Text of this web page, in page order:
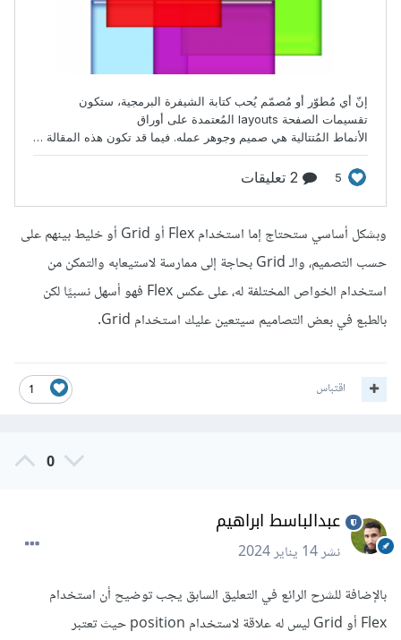
وبشكل أساسي ستحتاج إما استخدام Flex أو Grid أو خليط بينهم على
حسب التصميم، والـ Grid بحاجة إلى ممارسة لاستيعابه والتمكن من
استخدام الخواص المختلفة له، على عكس Flex فهو أسهل نسبيًا لكن
بالطبع في بعض التصاميم سيتعين عليك استخدام Grid.
1 اقتباس
0
عبدالباسط ابراهيم
نشر14 يناير 2024
بالإضافة للشرح الرائع في التعليق السابق يجب توضيح أن استخدام
Flex أو Grid ليس له علاقة لاستخدام position حيث تعتبر